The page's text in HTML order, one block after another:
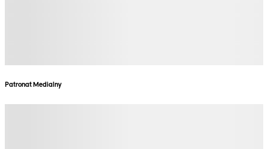
Patronat Medialny